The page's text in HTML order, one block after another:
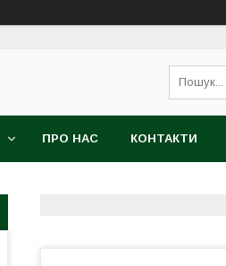
ПРО НАС КОНТАКТИ